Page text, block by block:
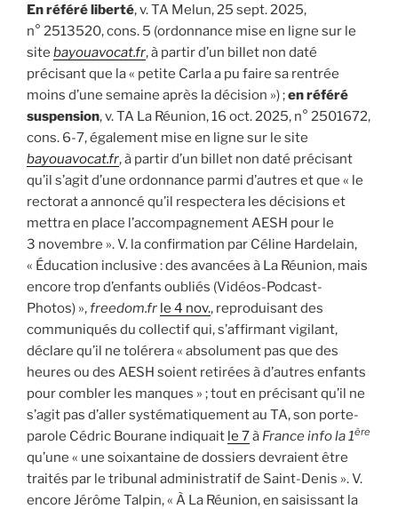
En référé liberté, v. TA Melun, 25 sept. 2025,
n° 2513520, cons. 5 (ordonnance mise en ligne sur le
site bayouavocat.fr, à partir d’un billet non daté
précisant que la « petite Carla a pu faire sa rentrée
moins d’une semaine après la décision ») ;en référé
suspension, v. TA La Réunion, 16 oct. 2025, n° 2501672,
cons. 6-7, également mise en ligne sur le site
bayouavocat.fr, à partir d’un billet non daté précisant
qu’il s’agit d’une ordonnance parmi d’autres et que « le
rectorat a annoncé qu’il respectera les décisions et
mettra en place l’accompagnement AESH pour le
3 novembre ». V. la confirmation par Céline Hardelain,
« Éducation inclusive : des avancées à La Réunion, mais
encore trop d’enfants oubliés (Vidéos-Podcast-
Photos) »,freedom.fr le 4 nov., reproduisant des
communiqués du collectif qui, s’affirmant vigilant,
déclare qu’il ne tolérera « absolument pas que des
heures ou des AESH soient retirées à d’autres enfants
pour combler les manques » ; tout en précisant qu’il ne
s’agit pas d’aller systématiquement au TA, son porte-
parole Cédric Bourane indiquait le 7à France info la 1ère
qu’une « une soixantaine de dossiers devraient être
traités par le tribunal administratif de Saint-Denis ». V.
encore Jérôme Talpin, « À La Réunion, en saisissant la